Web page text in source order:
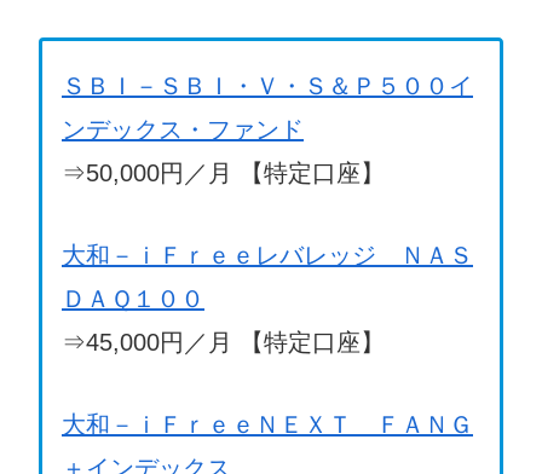
ＳＢＩ－ＳＢＩ・Ｖ・Ｓ＆Ｐ５００イ
ンデックス・ファンド
⇒50,000円／月 【特定口座】
大和－ｉＦｒｅｅレバレッジ ＮＡＳ
ＤＡＱ１００
⇒45,000円／月 【特定口座】
大和－ｉＦｒｅｅＮＥＸＴ ＦＡＮＧ
＋インデックス